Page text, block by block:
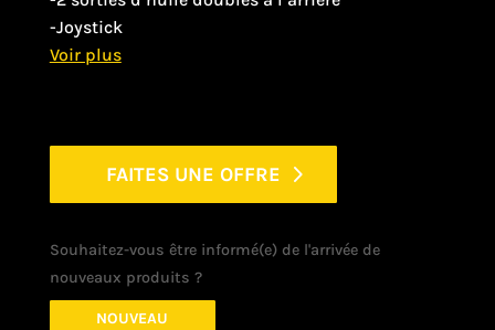
-Joystick
FAITES UNE OFFRE
Souhaitez-vous être informé(e) de l'arrivée de
nouveaux produits ?
NOUVEAU